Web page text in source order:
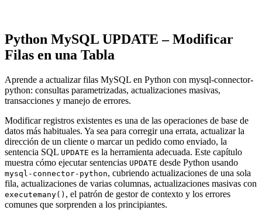
Python MySQL UPDATE – Modificar
Filas en una Tabla
Aprende a actualizar filas MySQL en Python con mysql-connector-
python: consultas parametrizadas, actualizaciones masivas,
transacciones y manejo de errores.
Modificar registros existentes es una de las operaciones de base de
datos más habituales. Ya sea para corregir una errata, actualizar la
dirección de un cliente o marcar un pedido como enviado, la
sentencia SQL UPDATE es la herramienta adecuada. Este capítulo
muestra cómo ejecutar sentencias UPDATE desde Python usando
mysql-connector-python, cubriendo actualizaciones de una sola
fila, actualizaciones de varias columnas, actualizaciones masivas con
executemany() , el patrón de gestor de contexto y los errores
comunes que sorprenden a los principiantes.